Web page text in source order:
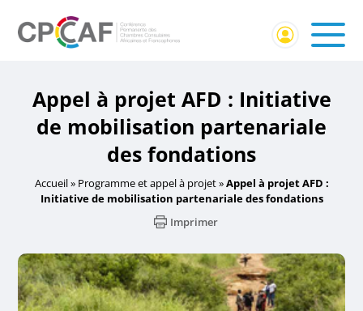
Appel à projet AFD : Initiative
de mobilisation partenariale
des fondations
Accueil» Programme et appel à projet»Appel à projet AFD :
Initiative de mobilisation partenariale des fondations
Imprimer